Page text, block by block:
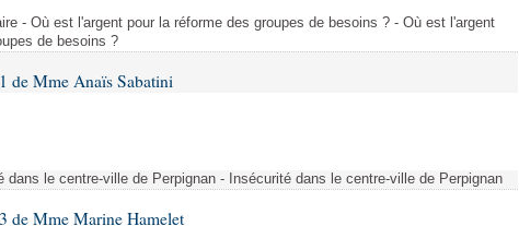
- Où est l'argent pour la réforme des groupes de besoins ? - Où est l'argent
de besoins ?
de Mme Anaïs Sabatini
dans le centre-ville de Perpignan - Insécurité dans le centre-ville de Perpignan
de Mme Marine Hamelet